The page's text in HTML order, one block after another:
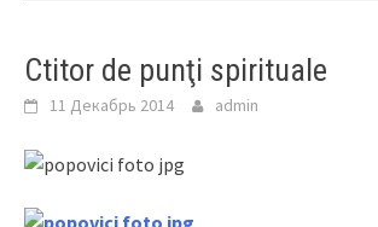
Ctitor de punţi spirituale
11 Декабрь 2014 admin